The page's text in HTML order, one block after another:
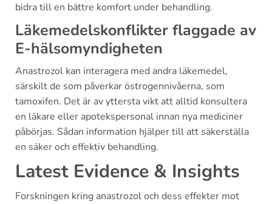
bidra till en bättre komfort under behandling.
Läkemedelskonflikter flaggade av
E-hälsomyndigheten
Anastrozol kan interagera med andra läkemedel,
särskilt de som påverkar östrogennivåerna, som
tamoxifen. Det är av yttersta vikt att alltid konsultera
en läkare eller apotekspersonal innan nya mediciner
påbörjas. Sådan information hjälper till att säkerställa
en säker och effektiv behandling.
Latest Evidence & Insights
Forskningen kring anastrozol och dess effekter mot